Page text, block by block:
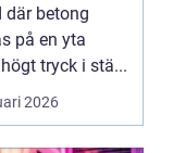
där betong
på en yta
tryck i stä...
2026